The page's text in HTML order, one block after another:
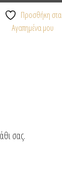
Προσθήκη στα
Αγαπημένα μου
σας.